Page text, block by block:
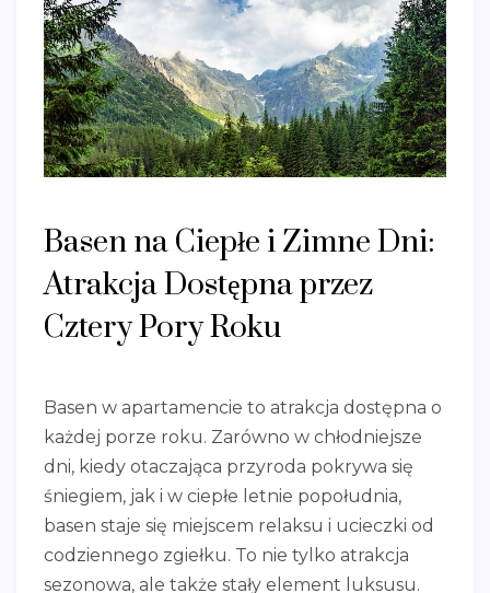
Basen na Ciepłe i Zimne Dni:
Atrakcja Dostępna przez
Cztery Pory Roku
Basen w apartamencie to atrakcja dostępna o
każdej porze roku. Zarówno w chłodniejsze
dni, kiedy otaczająca przyroda pokrywa się
śniegiem, jak i w ciepłe letnie popołudnia,
basen staje się miejscem relaksu i ucieczki od
codziennego zgiełku. To nie tylko atrakcja
sezonowa, ale także stały element luksusu.